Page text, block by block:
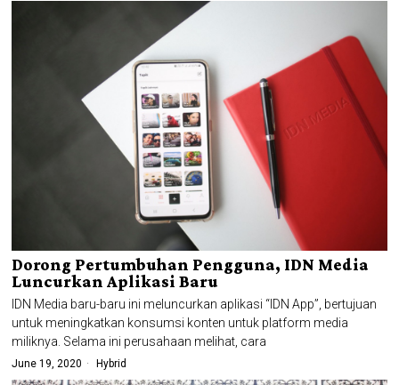
Dorong Pertumbuhan Pengguna, IDN Media
Luncurkan Aplikasi Baru
IDN Media baru-baru ini meluncurkan aplikasi “IDN App”, bertujuan
untuk meningkatkan konsumsi konten untuk platform media
miliknya. Selama ini perusahaan melihat, cara
June 19, 2020 Hybrid